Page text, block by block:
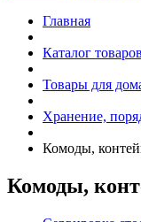
Главная
Каталог товаров
Товары для
Хранение,
Комоды,
Комоды,